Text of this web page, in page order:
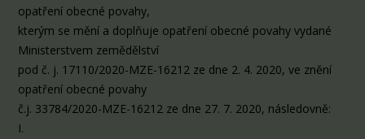
opatření obecné povahy,
kterým se mění a doplňuje opatření obecné povahy vydané
Ministerstvem zemědělství
pod č. j. 17110/2020-MZE-16212 ze dne 2. 4. 2020, ve znění
opatření obecné povahy
č.j. 33784/2020-MZE-16212 ze dne 27. 7. 2020, následovně:
I.